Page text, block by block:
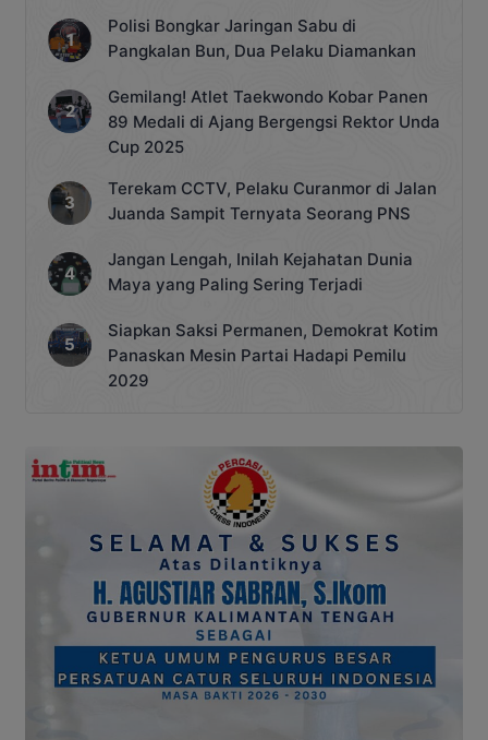
Polisi Bongkar Jaringan Sabu di
Pangkalan Bun, Dua Pelaku Diamankan
Gemilang! Atlet Taekwondo Kobar Panen
89 Medali di Ajang Bergengsi Rektor Unda
Cup 2025
Terekam CCTV, Pelaku Curanmor di Jalan
Juanda Sampit Ternyata Seorang PNS
Jangan Lengah, Inilah Kejahatan Dunia
Maya yang Paling Sering Terjadi
Siapkan Saksi Permanen, Demokrat Kotim
Panaskan Mesin Partai Hadapi Pemilu
2029